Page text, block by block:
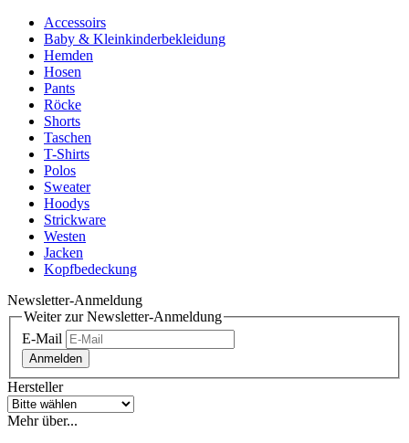
Accessoirs
Baby & Kleinkinderbekleidung
Hemden
Hosen
Pants
Röcke
Shorts
Taschen
T-Shirts
Polos
Sweater
Hoodys
Strickware
Westen
Jacken
Kopfbedeckung
Newsletter-Anmeldung
Weiter zur Newsletter-Anmeldung
E-Mail
Anmelden
Hersteller
Mehr über...